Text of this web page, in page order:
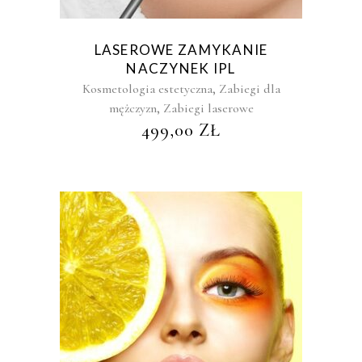
LASEROWE ZAMYKANIE
NACZYNEK IPL
Kosmetologia estetyczna, Zabiegi dla
mężczyzn, Zabiegi laserowe
499,00 ZŁ